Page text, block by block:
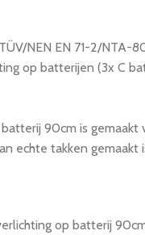
NEN EN 71-2/NTA-
op batterijen (3x C
90cm is
echte takken gemaakt
op batterij